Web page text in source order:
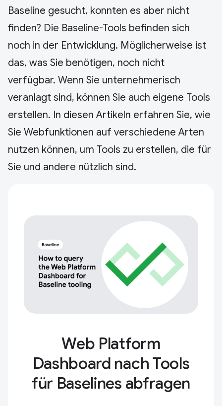
Baseline gesucht, konnten es aber nicht
finden? Die Baseline-Tools befinden sich
noch in der Entwicklung. Möglicherweise ist
das, was Sie benötigen, noch nicht
verfügbar. Wenn Sie unternehmerisch
veranlagt sind, können Sie auch eigene Tools
erstellen. In diesen Artikeln erfahren Sie, wie
Sie Webfunktionen auf verschiedene Arten
nutzen können, um Tools zu erstellen, die für
Sie und andere nützlich sind.
Web Platform
Dashboard nach Tools
für Baselines abfragen